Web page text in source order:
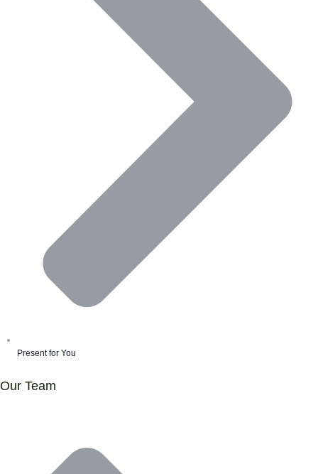
Present for You
Our Team